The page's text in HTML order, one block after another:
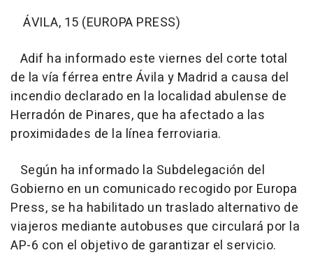
ÁVILA, 15 (EUROPA PRESS)
Adif ha informado este viernes del corte total
de la vía férrea entre Ávila y Madrid a causa del
incendio declarado en la localidad abulense de
Herradón de Pinares, que ha afectado a las
proximidades de la línea ferroviaria.
Según ha informado la Subdelegación del
Gobierno en un comunicado recogido por Europa
Press, se ha habilitado un traslado alternativo de
viajeros mediante autobuses que circulará por la
AP-6 con el objetivo de garantizar el servicio.